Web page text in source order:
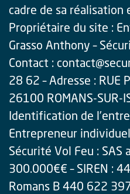
cadre de sa réalisation
Propriétaire du site :
Grasso Anthony –
Contact :
28 62 – Adresse : RUE
26100 ROMANS-SUR-
Identification de
Entrepreneur
Sécurité Vol Feu : SAS
300.000€€ – SIREN :
Romans B 440 622